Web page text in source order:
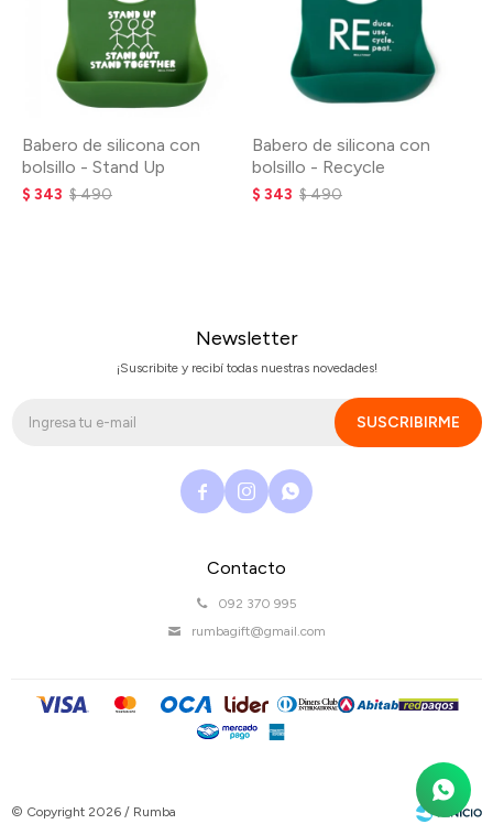
Babero de silicona con
bolsillo - Stand Up
$ 343 $490
Babero de silicona con
bolsillo - Recycle
$ 343 $490
Contacto
092 370 995
rumbagift@gmail.com
Newsletter
¡Suscribite y recibí todas nuestras novedades!
SUSCRIBIRME
  
© Copyright 2026 / Rumba